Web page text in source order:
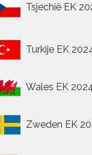
Tsjechië EK
Turkije EK
Wales EK
Zweden EK